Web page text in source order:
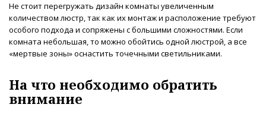
Не стоит перегружать дизайн комнаты увеличенным
количеством люстр, так как их монтаж и расположение требуют
особого подхода и сопряжены с большими сложностями. Если
комната небольшая, то можно обойтись одной люстрой, а все
«мертвые зоны» оснастить точечными светильниками.
На что необходимо обратить
внимание